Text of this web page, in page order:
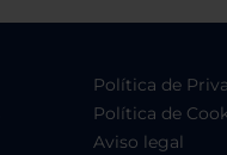
Política de
Política de
Aviso legal